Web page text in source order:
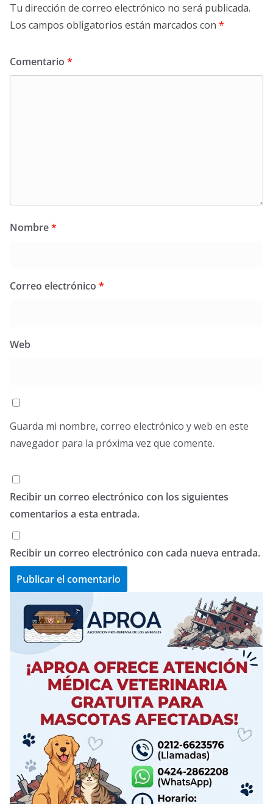
Tu dirección de correo electrónico no será publicada.
Los campos obligatorios están marcados con *
Comentario *
Nombre*
Correo electrónico *
Web
Guarda mi nombre, correo electrónico y web en este
navegador para la próxima vez que comente.
Recibir un correo electrónico con los siguientes
comentarios a esta entrada.
Recibir un correo electrónico con cada nueva entrada.